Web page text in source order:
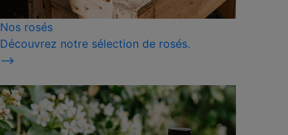
Nos rosés
Découvrez notre sélection de rosés.
⟶